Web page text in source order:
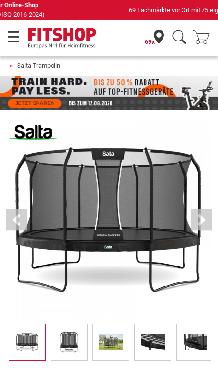
69 Fachmärkte vor Ort mit 75 eigenen Servicetechnikern
69x
Salta Trampolin
Previous Next